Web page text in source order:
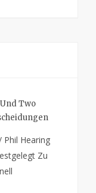
Two
Phil Hearing
Zu